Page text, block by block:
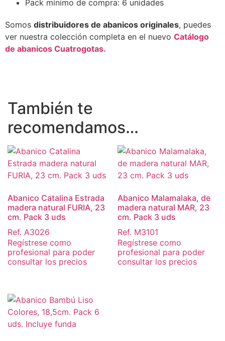
Pack mínimo de compra: 6 unidades
Somos distribuidores de abanicos originales, puedes
ver nuestra colección completa en el nuevo Catálogo
de abanicos Cuatrogotas.
También te
recomendamos…
Abanico Catalina Estrada
madera natural FURIA, 23
cm. Pack 3 uds
Ref. A3026
Regístrese como
profesional para poder
consultar los precios
Abanico Malamalaka, de
madera natural MAR, 23
cm. Pack 3 uds
Ref. M3101
Regístrese como
profesional para poder
consultar los precios